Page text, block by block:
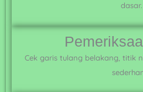
dasar.
Cek garis tulang belakang, titik